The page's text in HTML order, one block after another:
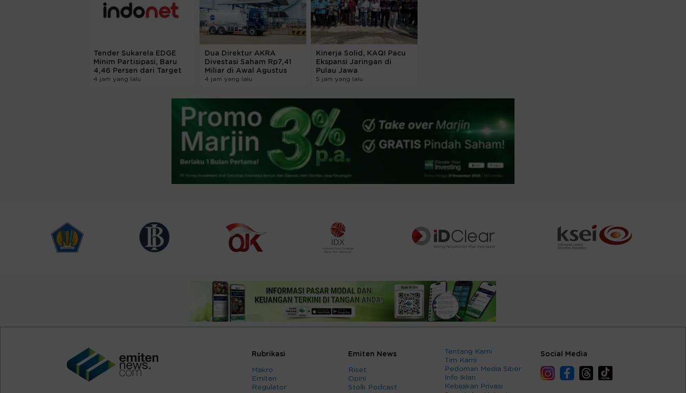
Tender Sukarela EDGE
Minim Partisipasi, Baru
4,46 Persen dari Target
4 jam yang lalu
Dua Direktur AKRA
Divestasi Saham Rp7,41
Miliar di Awal Agustus
4 jam yang lalu
Kinerja Solid, KAQI Pacu
Ekspansi Jaringan di
Pulau Jawa
5 jam yang lalu
Rubrikasi
Makro
Emiten
Regulator
Emiten News
Riset
Opini
Stolk Podcast
Tentang Kami
Tim Kami
Pedoman Media Siber
Info Iklan
Kebijakan Privasi
Social Media